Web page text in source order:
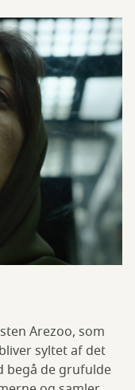
Arezoo, som
syltet af det
begå de grufulde